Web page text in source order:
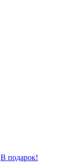
В подарок!